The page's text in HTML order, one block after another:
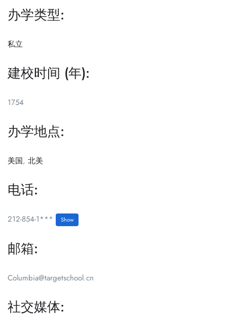
办学类型:
私立
建校时间 (年):
1754
办学地点:
美国, 北美
电话:
212-854-1*** Show
邮箱:
Columbia@targetschool.cn
社交媒体: